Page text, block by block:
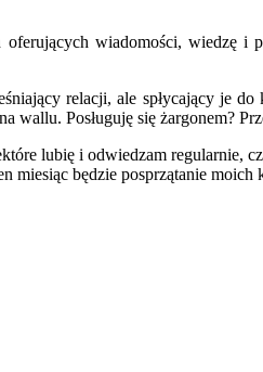
wiadomości, wiedzę i
relacji, ale spłycający je
Posługuję się żargonem?
lubię i odwiedzam regularnie,
będzie posprzątanie moich